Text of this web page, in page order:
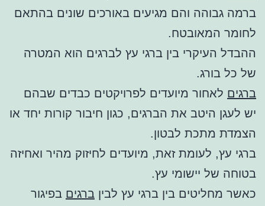
ברמה גבוהה והם מגיעים באורכים שונים בהתאם
לחומר המאובטח.
ההבדל העיקרי בין ברגי עץ לברגים הוא המטרה
של כל בורג.
ברגים לאחור מיועדים לפרויקטים כבדים שבהם
יש לעגן היטב את הברגים, כגון חיבור קורות יחד או
הצמדת מתכת לבטון.
ברגי עץ, לעומת זאת, מיועדים לחיזוק מהיר ואחיזה
בטוחה של יישומי עץ.
כאשר מחליטים בין ברגי עץ לבין ברגים בפיגור